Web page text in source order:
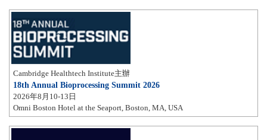
Cambridge Healthtech Institute主辦
18th Annual Bioprocessing Summit 2026
2026年8月10-13日
Omni Boston Hotel at the Seaport, Boston, MA, USA